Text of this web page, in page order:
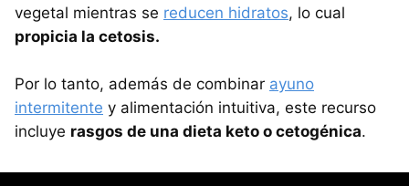
vegetal mientras se reducen hidratos, lo cual
propicia la cetosis.
Por lo tanto, además de combinar ayuno
intermitente y alimentación intuitiva, este recurso
incluye rasgos de una dieta keto o cetogénica.